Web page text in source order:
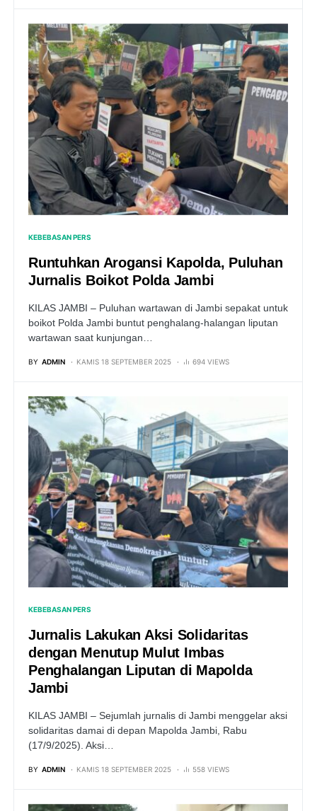
KEBEBASAN PERS
Runtuhkan Arogansi Kapolda, Puluhan
Jurnalis Boikot Polda Jambi
KILAS JAMBI – Puluhan wartawan di Jambi sepakat untuk
boikot Polda Jambi buntut penghalang-halangan liputan
wartawan saat kunjungan…
BY ADMIN KAMIS 18 SEPTEMBER 2025 694 VIEWS
KEBEBASAN PERS
Jurnalis Lakukan Aksi Solidaritas
dengan Menutup Mulut Imbas
Penghalangan Liputan di Mapolda
Jambi
KILAS JAMBI – Sejumlah jurnalis di Jambi menggelar aksi
solidaritas damai di depan Mapolda Jambi, Rabu
(17/9/2025). Aksi…
BY ADMIN KAMIS 18 SEPTEMBER 2025 558 VIEWS